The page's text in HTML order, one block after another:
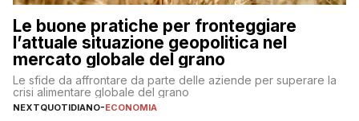
Le buone pratiche per fronteggiare
l’attuale situazione geopolitica nel
mercato globale del grano
Le sfide da affrontare da parte delle aziende per superare la
crisi alimentare globale del grano
NEXTQUOTIDIANO-ECONOMIA